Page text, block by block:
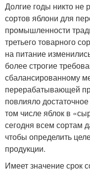
Долгие годы никто не
сортов яблони для
промышленности
третьего товарного
на питание
более строгие
сбалансированному
перерабатывающей
повлияло
том числе яблок в
сегодня всем сортам
чтобы определить
продукции.
Имеет значение срок